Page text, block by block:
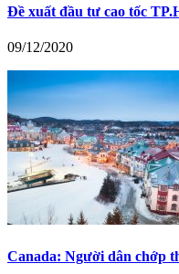
Đề xuất đầu tư cao tốc
09/12/2020
Canada: Người dân chớp